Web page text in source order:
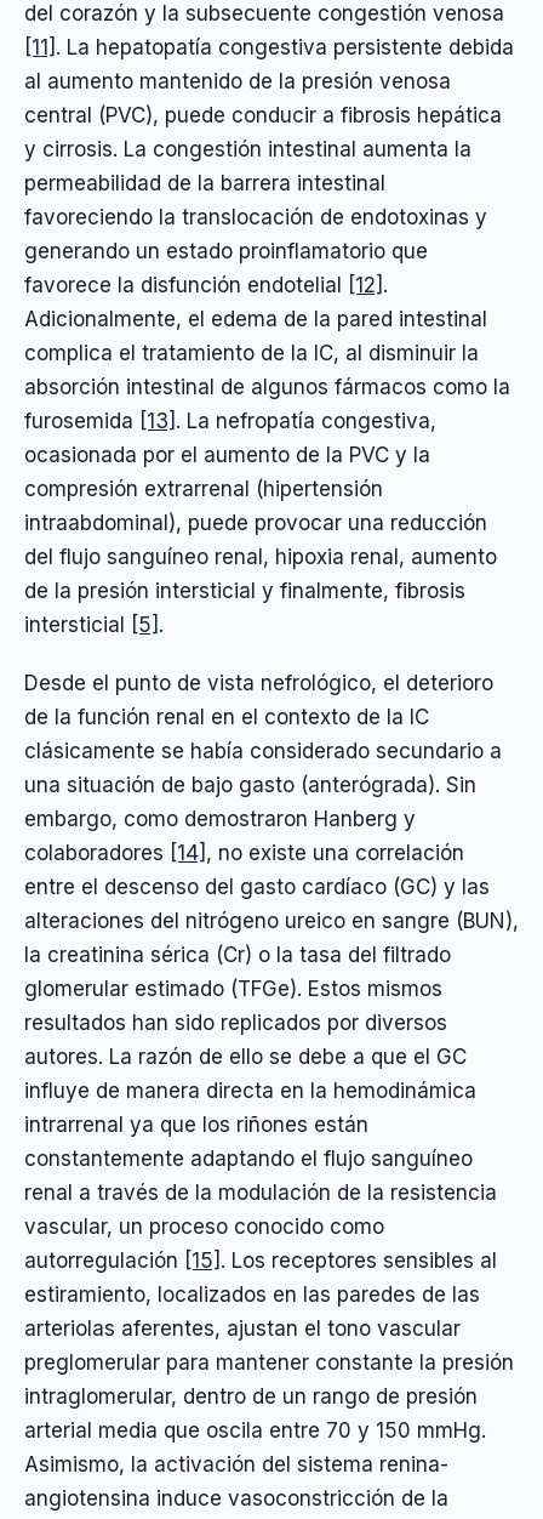
del corazón y la subsecuente congestión venosa
[11] . La hepatopatía congestiva persistente debida
al aumento mantenido de la presión venosa
central (PVC), puede conducir a fibrosis hepática
y cirrosis. La congestión intestinal aumenta la
permeabilidad de la barrera intestinal
favoreciendo la translocación de endotoxinas y
generando un estado proinflamatorio que
favorece la disfunción endotelial [12] .
Adicionalmente, el edema de la pared intestinal
complica el tratamiento de la IC, al disminuir la
absorción intestinal de algunos fármacos como la
furosemida [13] . La nefropatía congestiva,
ocasionada por el aumento de la PVC y la
compresión extrarrenal (hipertensión
intraabdominal), puede provocar una reducción
del flujo sanguíneo renal, hipoxia renal, aumento
de la presión intersticial y finalmente, fibrosis
intersticial [5] .
Desde el punto de vista nefrológico, el deterioro
de la función renal en el contexto de la IC
clásicamente se había considerado secundario a
una situación de bajo gasto (anterógrada). Sin
embargo, como demostraron Hanberg y
colaboradores [14] , no existe una correlación
entre el descenso del gasto cardíaco (GC) y las
alteraciones del nitrógeno ureico en sangre (BUN),
la creatinina sérica (Cr) o la tasa del filtrado
glomerular estimado (TFGe). Estos mismos
resultados han sido replicados por diversos
autores. La razón de ello se debe a que el GC
influye de manera directa en la hemodinámica
intrarrenal ya que los riñones están
constantemente adaptando el flujo sanguíneo
renal a través de la modulación de la resistencia
vascular, un proceso conocido como
autorregulación [15] . Los receptores sensibles al
estiramiento, localizados en las paredes de las
arteriolas aferentes, ajustan el tono vascular
preglomerular para mantener constante la presión
intraglomerular, dentro de un rango de presión
arterial media que oscila entre 70 y 150 mmHg.
Asimismo, la activación del sistema renina-
angiotensina induce vasoconstricción de la